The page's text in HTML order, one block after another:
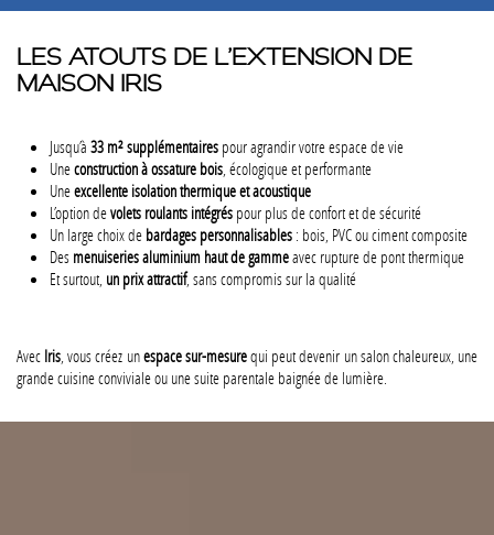
LES ATOUTS DE L’EXTENSION DE
MAISON IRIS
Jusqu’à 33 m² supplémentaires pour agrandir votre espace de vie
Uneconstruction à ossature bois, écologique et performante
Uneexcellente isolation thermique et acoustique
L’option devolets roulants intégrés pour plus de confort et de sécurité
Un large choix de bardages personnalisables : bois, PVC ou ciment composite
Des menuiseries aluminium haut de gammeavec rupture de pont thermique
Et surtout, un prix attractif, sans compromis sur la qualité
Avec Iris, vous créez unespace sur-mesurequi peut devenir un salon chaleureux, une
grande cuisine conviviale ou une suite parentale baignée de lumière.